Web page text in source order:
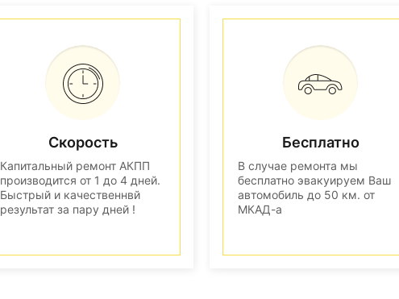
Скорость
Капитальный ремонт АКПП
производится от 1 до 4 дней.
Быстрый и качественнвй
результат за пару дней !
Бесплатно
В случае ремонта мы
бесплатно эвакуируем Ваш
автомобиль до 50 км. от
МКАД-а